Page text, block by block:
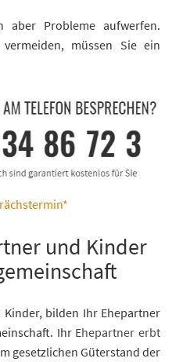
aber Probleme aufwerfen.
müssen Sie ein
und Kinder
bilden Ihr Ehepartner
Ihr Ehepartner erbt
gesetzlichen Güterstand der